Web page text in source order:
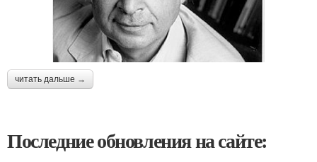
читать дальше →
Последние обновления на сайте: